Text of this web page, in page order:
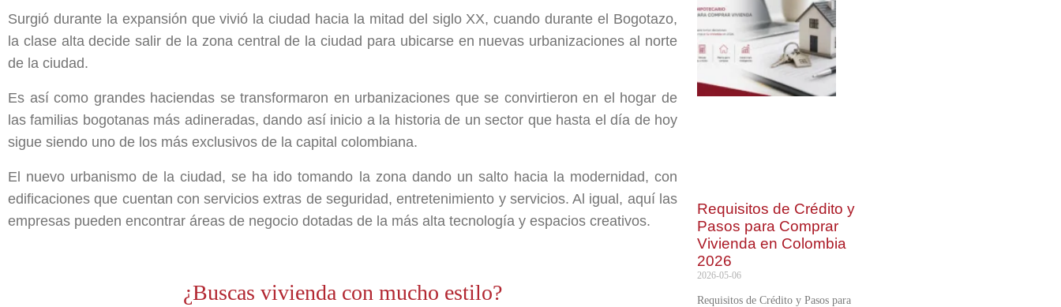
Surgió durante la expansión que vivió la ciudad hacia la mitad del siglo XX, cuando durante el Bogotazo,
la clase alta decide salir de la zona central de la ciudad para ubicarse en nuevas urbanizaciones al norte
de la ciudad.
Es así como grandes haciendas se transformaron en urbanizaciones que se convirtieron en el hogar de
las familias bogotanas más adineradas, dando así inicio a la historia de un sector que hasta el día de hoy
sigue siendo uno de los más exclusivos de la capital colombiana.
El nuevo urbanismo de la ciudad, se ha ido tomando la zona dando un salto hacia la modernidad, con
edificaciones que cuentan con servicios extras de seguridad, entretenimiento y servicios. Al igual, aquí las
empresas pueden encontrar áreas de negocio dotadas de la más alta tecnología y espacios creativos.
¿Buscas vivienda con mucho estilo?
Requisitos de Crédito y
Pasos para Comprar
Vivienda en Colombia
2026
2026-05-06
Requisitos de Crédito y Pasos para